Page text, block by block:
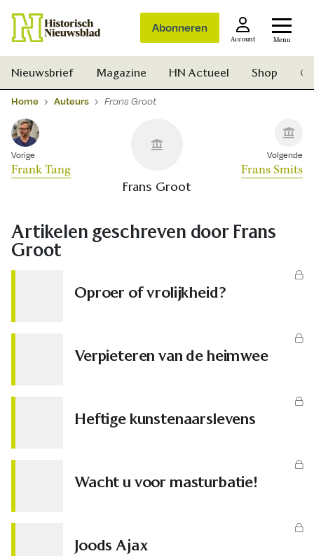
Abonneren
Account Menu
Nieuwsbrief Magazine HN Actueel Shop
Home Auteurs Frans Groot
Vorige
Frank Tang
Frans Groot
Volgende
Frans Smits
Artikelen geschreven door Frans
Groot
Oproer of vrolijkheid?
Verpieteren van de heimwee
Heftige kunstenaarslevens
Wacht u voor masturbatie!
Joods Ajax